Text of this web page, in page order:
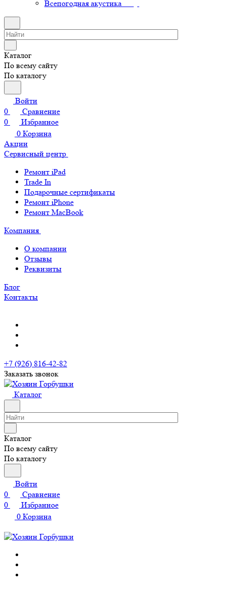
Всепогодная акустика
Каталог
По всему сайту
По каталогу
Войти
0
Сравнение
0
Избранное
0 Корзина
Акции
Сервисный центр
Ремонт iPad
Trade In
Подарочные сертификаты
Ремонт iPhone
Ремонт MacBook
Компания
О компании
Отзывы
Реквизиты
Блог
Контакты
+7 (926) 816-42-82
Заказать звонок
Каталог
Каталог
По всему сайту
По каталогу
Войти
0
Сравнение
0
Избранное
0 Корзина